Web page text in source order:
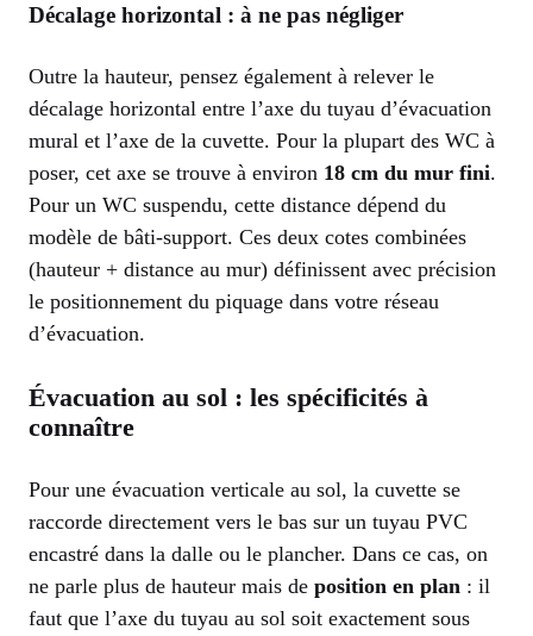
Décalage horizontal : à ne pas négliger
Outre la hauteur, pensez également à relever le
décalage horizontal entre l’axe du tuyau d’évacuation
mural et l’axe de la cuvette. Pour la plupart des WC à
poser, cet axe se trouve à environ 18 cm du mur fini.
Pour un WC suspendu, cette distance dépend du
modèle de bâti-support. Ces deux cotes combinées
(hauteur + distance au mur) définissent avec précision
le positionnement du piquage dans votre réseau
d’évacuation.
Évacuation au sol : les spécificités à
connaître
Pour une évacuation verticale au sol, la cuvette se
raccorde directement vers le bas sur un tuyau PVC
encastré dans la dalle ou le plancher. Dans ce cas, on
ne parle plus de hauteur mais de position en plan : il
faut que l’axe du tuyau au sol soit exactement sous